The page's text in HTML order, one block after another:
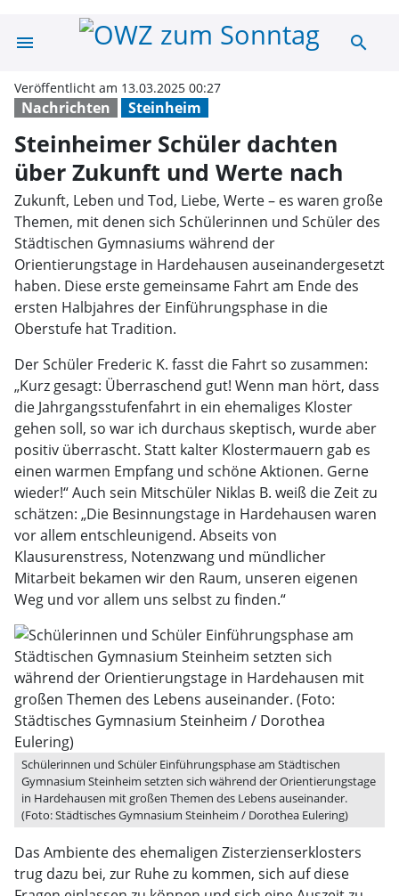
menu Steinheimersearch
Nachrichten Steinheim
Veröffentlicht am 13.03.2025 00:27
Steinheimer Schüler dachten
über Zukunft und Werte nach
Zukunft, Leben und Tod, Liebe, Werte – es waren große
Themen, mit denen sich Schülerinnen und Schüler des
Städtischen Gymnasiums während der
Orientierungstage in Hardehausen auseinandergesetzt
haben. Diese erste gemeinsame Fahrt am Ende des
ersten Halbjahres der Einführungsphase in die
Oberstufe hat Tradition.
Der Schüler Frederic K. fasst die Fahrt so zusammen:
„Kurz gesagt: Überraschend gut! Wenn man hört, dass
die Jahrgangsstufenfahrt in ein ehemaliges Kloster
gehen soll, so war ich durchaus skeptisch, wurde aber
positiv überrascht. Statt kalter Klostermauern gab es
einen warmen Empfang und schöne Aktionen. Gerne
wieder!“ Auch sein Mitschüler Niklas B. weiß die Zeit zu
schätzen: „Die Besinnungstage in Hardehausen waren
vor allem entschleunigend. Abseits von
Klausurenstress, Notenzwang und mündlicher
Mitarbeit bekamen wir den Raum, unseren eigenen
Weg und vor allem uns selbst zu finden.“
Schülerinnen und Schüler Einführungsphase am Städtischen
Gymnasium Steinheim setzten sich während der Orientierungstage
in Hardehausen mit großen Themen des Lebens auseinander.
(Foto: Städtisches Gymnasium Steinheim / Dorothea Eulering)
Das Ambiente des ehemaligen Zisterzienserklosters
trug dazu bei, zur Ruhe zu kommen, sich auf diese